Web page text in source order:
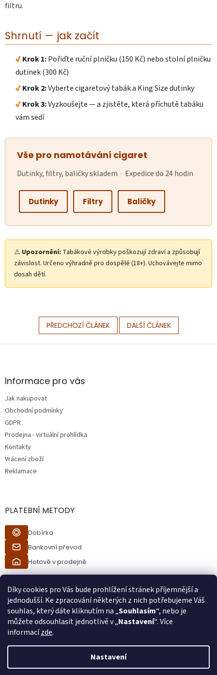
Díky cookies pro Vás bude prohlížení stránek příjemnější a
jednodušší. Ke zpracování některých z nich potřebujeme Váš
souhlas, který dáte kliknutím na „Souhlasím“, nebo je
můžete odsouhlasit jednotlivě v „Nastavení“. Více
informacízde.
Nastavení
filtru.
Shrnutí — jak začít
Krok 1:Pořiďte ruční plničku (150 Kč) nebo stolní plničku
dutinek (300 Kč)
Krok 2:Vyberte cigaretový tabák a King Size dutinky
Krok 3:Vyzkoušejte — a zjistěte, která příchutě tabáku
vám sedí
Vše pro namotávání cigaret
Dutinky, filtry, baličky skladem · Expedice do 24 hodin
Dutinky Filtry Baličky
⚠️ Upozornění: Tabákové výrobky poškozují zdraví a způsobují
závislost. Určeno výhradně pro dospělé (18+). Uchovávejte mimo
dosah dětí.
PŘEDCHOZÍ ČLÁNEK DALŠÍ ČLÁNEK
Z
aInformace pro vás
Jak nakupovat
Obchodní podmínky
GDPR
Prodejna - virtuální prohlídka
Kontakty
Vrácení zboží
Reklamace
PLATEBNÍ METODY
Dobírka
Bankovní převod
Hotově v prodejně